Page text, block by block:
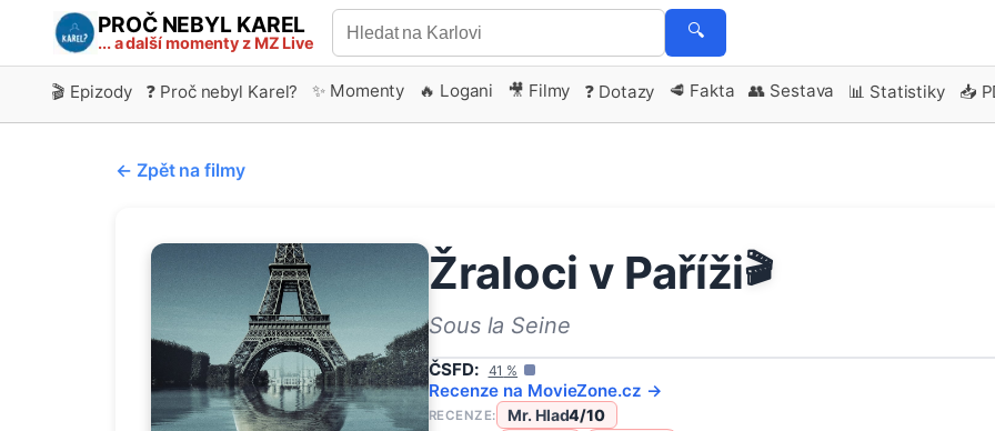
PROČ NEBYL KAREL
... a další momenty z MZ Live
🔍
🎬 Epizody ❓ Proč nebyl Karel? ✨ Momenty 🔥 Logani 🎥 Filmy ❓ Dotazy 🥩 Fakta 👥 Sestava 📊 Statistiky 📥
← Zpět na filmy
Žraloci v Paříži🎬
Sous la Seine
ČSFD: 41 %
Recenze na MovieZone.cz →
RECENZE: Mr. Hlad4/10